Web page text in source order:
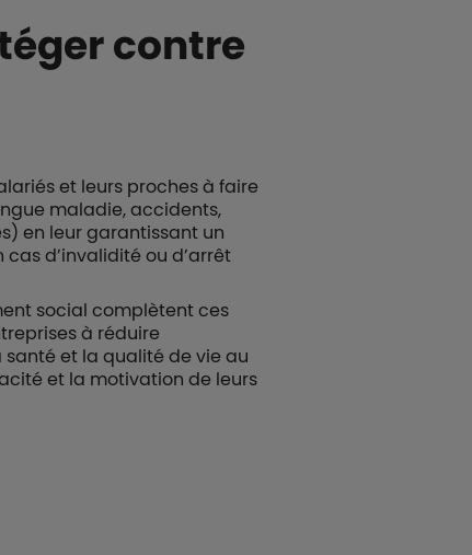
contre
et leurs proches à faire
maladie, accidents,
en leur garantissant un
d’invalidité ou d’arrêt
social complètent ces
à réduire
santé et la qualité de vie au
et la motivation de leurs